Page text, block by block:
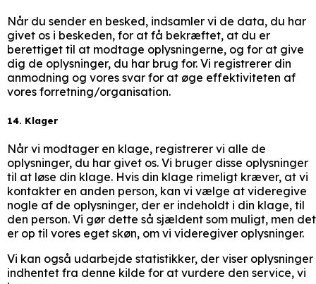
Når du sender en besked, indsamler vi de data, du har
givet os i beskeden, for at få bekræftet, at du er
berettiget til at modtage oplysningerne, og for at give
dig de oplysninger, du har brug for. Vi registrerer din
anmodning og vores svar for at øge effektiviteten af
vores forretning/organisation.
14. Klager
Når vi modtager en klage, registrerer vi alle de
oplysninger, du har givet os. Vi bruger disse oplysninger
til at løse din klage. Hvis din klage rimeligt kræver, at vi
kontakter en anden person, kan vi vælge at videregive
nogle af de oplysninger, der er indeholdt i din klage, til
den person. Vi gør dette så sjældent som muligt, men det
er op til vores eget skøn, om vi videregiver oplysninger.
Vi kan også udarbejde statistikker, der viser oplysninger
indhentet fra denne kilde for at vurdere den service, vi